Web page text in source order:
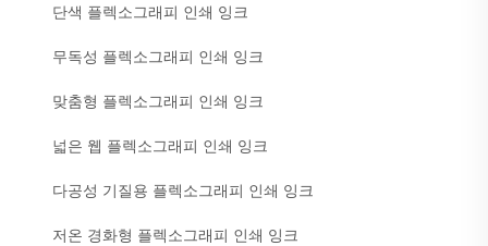
단색 플렉소그래피 인쇄 잉크
무독성 플렉소그래피 인쇄 잉크
맞춤형 플렉소그래피 인쇄 잉크
넓은 웹 플렉소그래피 인쇄 잉크
다공성 기질용 플렉소그래피 인쇄 잉크
저온 경화형 플렉소그래피 인쇄 잉크